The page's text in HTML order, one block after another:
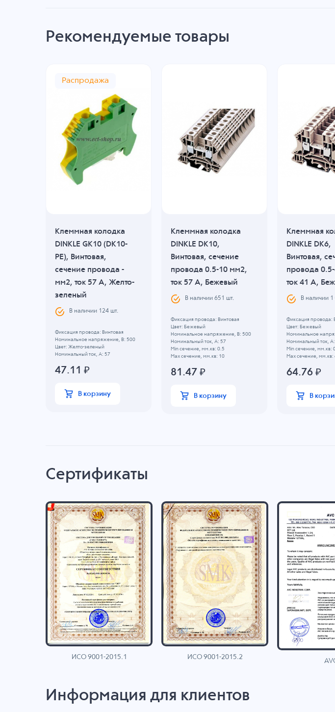
Рекомендуемые товары
Распродажа
Клеммная колодка
DINKLE GK10 (DK10-
PE), Винтовая,
сечение провода -
мм2, ток 57 A, Желто-
зеленый
В наличии 124 шт.
Фиксация провода: Винтовая
Номинальное напряжение, B: 500
Цвет: Желто-зеленый
Номинальный ток, А: 57
47.11 ₽
В корзину
Клеммная колодка
DINKLE DK10,
Винтовая, сечение
провода 0.5-10 мм2,
ток 57 A, Бежевый
В наличии651 шт.
Фиксация провода: Винтовая
Цвет: Бежевый
Номинальное напряжение, B: 500
Номинальный ток, А: 57
Min сечение, мм.кв: 0.5
Max сечение, мм.кв: 10
81.47 ₽
В корзину
Клеммная
DINKLE DK6,
Винтовая,
провода
ток 41 A,
В наличии 1
Фиксация провода:
Цвет: Бежевый
Номинальное
Номинальный ток, А:
Min сечение, мм.кв:
Max сечение, мм.кв:
64.76 ₽
В
Сертификаты
ИСО 9001-2015.1 ИСО 9001-2015.2
Информация для клиентов